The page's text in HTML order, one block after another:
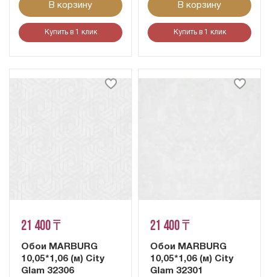
В корзину
Купить в 1 клик
В корзину
Купить в 1 клик
21 400 ₸
Обои MARBURG
10,05*1,06 (м) City
Glam 32306
21 400 ₸
Обои MARBURG
10,05*1,06 (м) City
Glam 32301